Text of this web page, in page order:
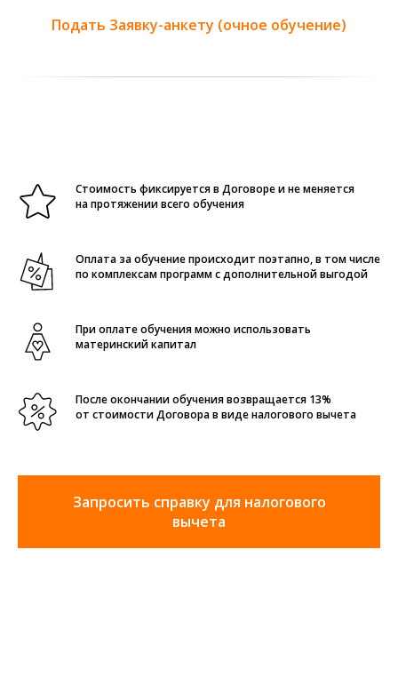
Подать Заявку-анкету (очное обучение)
Стоимость фиксируется в Договоре и не меняется
на протяжении всего обучения
Оплата за обучение происходит поэтапно, в том числе
по комплексам программ с дополнительной выгодой
При оплате обучения можно использовать
материнский капитал
После окончании обучения возвращается 13%
от стоимости Договора в виде налогового вычета
Запросить справку для налогового
вычета